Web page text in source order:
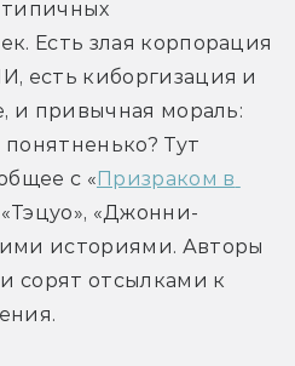
Есть злая корпорация
есть киборгизация и
и привычная мораль:
понятненько? Тут
с «Призраком в
«Тэцуо», «Джонни-
историями. Авторы
сорят отсылками к